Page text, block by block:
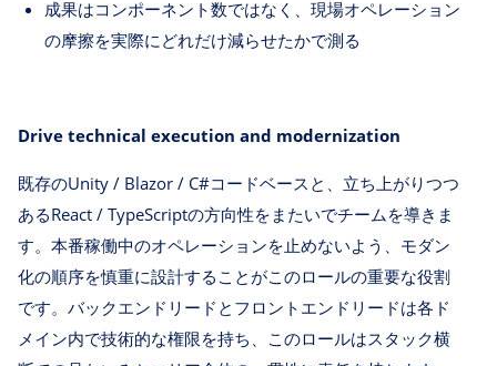
成果はコンポーネント数ではなく、現場オペレーション
の摩擦を実際にどれだけ減らせたかで測る
Drive technical execution and modernization
既存のUnity / Blazor / C#コードベースと、立ち上がりつつ
あるReact / TypeScriptの方向性をまたいでチームを導きま
す。本番稼働中のオペレーションを止めないよう、モダン
化の順序を慎重に設計することがこのロールの重要な役割
です。バックエンドリードとフロントエンドリードは各ド
メイン内で技術的な権限を持ち、このロールはスタック横